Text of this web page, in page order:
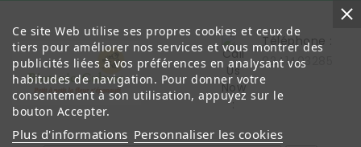
Téléphone :
0241403285
Ce site Web utilise ses propres cookies et ceux de
tiers pour améliorer nos services et vous montrer des
publicités liées à vos préférences en analysant vos
habitudes de navigation. Pour donner votre
consentement à son utilisation, appuyez sur le
bouton Accepter.
Plus d'informations Personnaliser les cookies